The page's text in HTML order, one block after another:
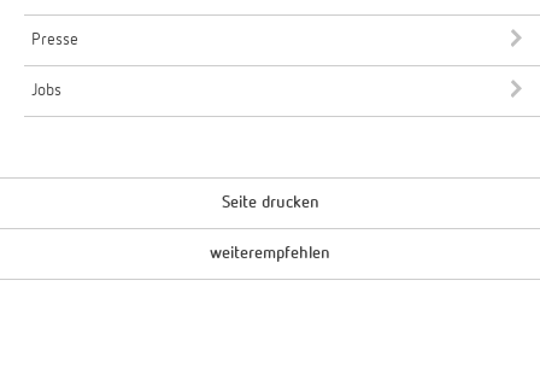
Presse
Jobs
Seite drucken
weiterempfehlen